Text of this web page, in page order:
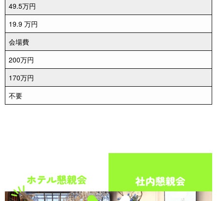
49.5万円
19.9 万円
会場費
200万円
170万円
不要